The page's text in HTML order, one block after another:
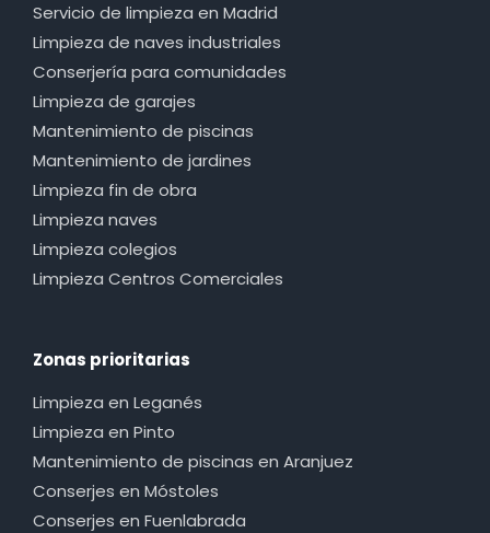
Servicio de limpieza en Madrid
Limpieza de naves industriales
Conserjería para comunidades
Limpieza de garajes
Mantenimiento de piscinas
Mantenimiento de jardines
Limpieza fin de obra
Limpieza naves
Limpieza colegios
Limpieza Centros Comerciales
Zonas prioritarias
Limpieza en Leganés
Limpieza en Pinto
Mantenimiento de piscinas en Aranjuez
Conserjes en Móstoles
Conserjes en Fuenlabrada